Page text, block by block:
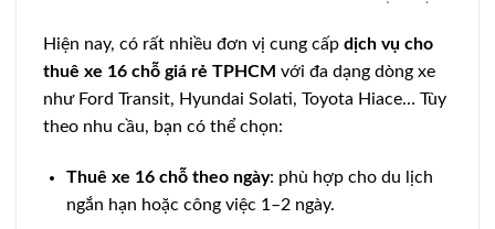
Hiện nay, có rất nhiều đơn vị cung cấp dịch vụ cho
thuê xe 16 chỗ giá rẻ TPHCM với đa dạng dòng xe
như Ford Transit, Hyundai Solati, Toyota Hiace… Tùy
theo nhu cầu, bạn có thể chọn:
Thuê xe 16 chỗ theo ngày: phù hợp cho du lịch
ngắn hạn hoặc công việc 1–2 ngày.